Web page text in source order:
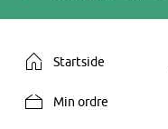
Startside
Min ordre